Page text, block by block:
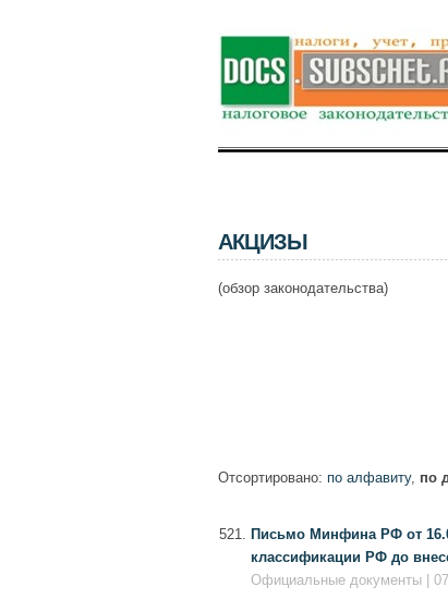
АКЦИЗЫ
(обзор законодательства)
Отсортировано: по алфавиту, по
Письмо Минфина РФ от
классификации РФ до
Официальные документы |